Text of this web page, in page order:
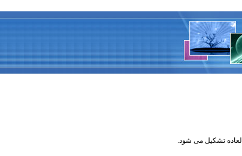
تشکیل می شود.